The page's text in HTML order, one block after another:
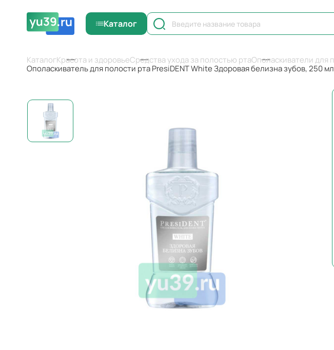
Каталог
КаталогКрасота и здоровьеСредства ухода за полостью ртаОполаскиватели для
Ополаскиватель для полости рта PresiDENT White Здоровая белизна зубов, 250